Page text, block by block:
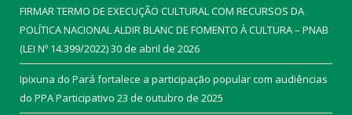
FIRMAR TERMO DE EXECUÇÃO CULTURAL COM RECURSOS DA
POLÍTICA NACIONAL ALDIR BLANC DE FOMENTO À CULTURA – PNAB
(LEI Nº 14.399/2022)30 de abril de 2026
Ipixuna do Pará fortalece a participação popular com audiências
do PPA Participativo 23 de outubro de 2025